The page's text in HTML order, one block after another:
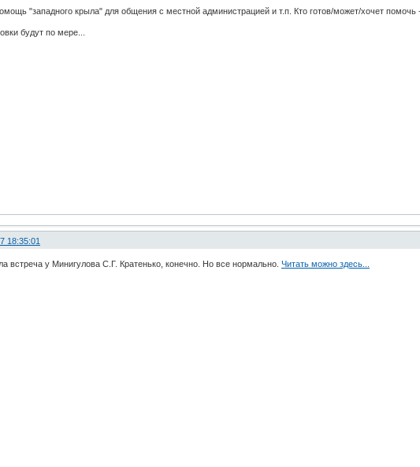
"западного крыла" для общения с местной администрацией и т.п. Кто готов/может/хочет помочь
будут по мере...
18:35:01
встреча у Минигулова С.Г. Кратенько, конечно. Но все нормально.Читать можно здесь...